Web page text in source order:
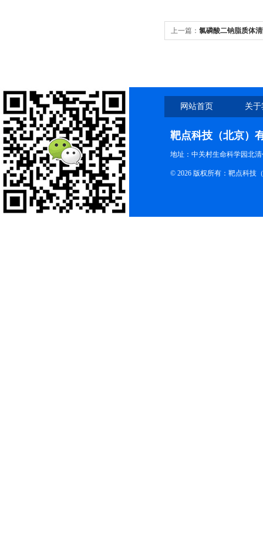
上一篇： 氯磷酸二钠脂质体
网站首页 关
靶点科技（北京）
地址：中关村生命科学园北
© 2026 版权所有：靶点科技